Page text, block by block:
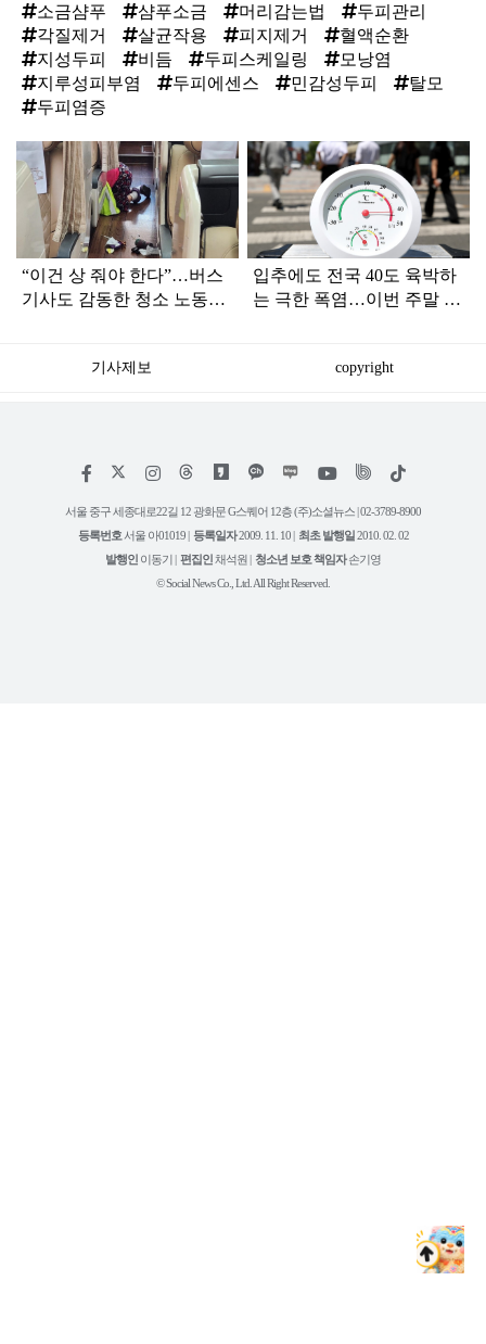
소금샴푸 샴푸소금 머리감는법
두피관리
각질제거
살균작용 피지제거
혈액순환
지성두피
비듬 두피스케일링
모낭염
지루성피부염
두피에센스 민감성두피
탈모
두피염증
탑
라
인
“이건 상 줘야 한다”…버스
기사도 감동한 청소 노동자
입추에도 전국 40도 육박하
는 극한 폭염…이번 주말 날
기사제보 copyright
페
스
인
타
램
위
트
유
튜
틱
서울 중구 세종대로22길 12 광화문 G스퀘어 12층 (주)소셜뉴스 | 02-3789-8900
등록번호 서울 아01019 | 등록일자2009. 11. 10 | 최초 발행일2010. 02. 02
발행인 이동기 | 편집인채석원 | 청소년 보호 책임자손기영
© Social News Co., Ltd. All Right Reserved.